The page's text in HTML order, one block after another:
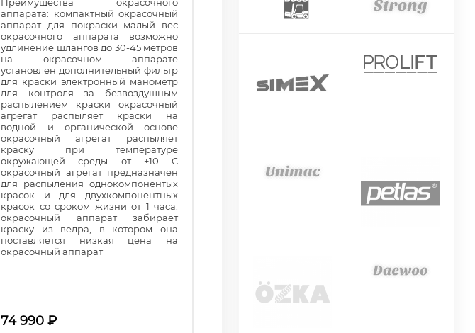
аппарата: компактный окрасочный
аппарат для покраски малый вес
окрасочного аппарата возможно
удлинение шлангов до 30-45 метров
на окрасочном аппарате
установлен дополнительный фильтр
для краски электронный манометр
для контроля за безвоздушным
распылением краски окрасочный
агрегат распыляет краски на
водной и органической основе
окрасочный агрегат распыляет
краску при температуре
окружающей среды от +10 С
окрасочный агрегат предназначен
для распыления однокомпонентых
красок и для двухкомпонентных
красок со сроком жизни от 1 часа.
окрасочный аппарат забирает
краску из ведра, в котором она
поставляется низкая цена на
окрасочный аппарат
74 990₽